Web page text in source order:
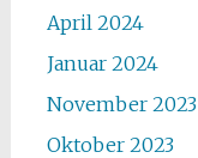
April 2024
Januar 2024
November 2023
Oktober 2023